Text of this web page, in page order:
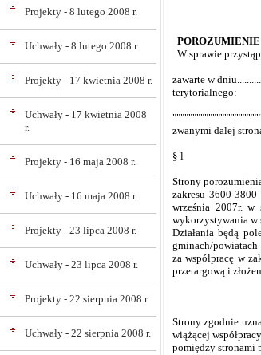
Projekty - 8 lutego 2008 r.
Uchwały - 8 lutego 2008 r.
Projekty - 17 kwietnia 2008 r.
Uchwały - 17 kwietnia 2008
r.
Projekty - 16 maja 2008 r.
Uchwały - 16 maja 2008 r.
Projekty - 23 lipca 2008 r.
Uchwały - 23 lipca 2008 r.
Projekty - 22 sierpnia 2008 r
Uchwały - 22 sierpnia 2008 r.
POROZUMIENIE
W sprawie
zawarte w
terytorialnego:
zwanymi dalej
§ l
Strony
zakresu 3600-
września 2007r. w
wykorzystywania w
Działania będą
gminach/powiatach
za współpracę w
przetargową i
Strony zgodnie
wiążącej współpracy
pomiędzy stronami